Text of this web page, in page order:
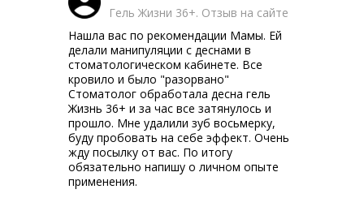
Нашла вас по рекомендации Мамы. Ей
делали манипуляции с деснами в
стоматологическом кабинете. Все
кровило и было "разорвано"
Стоматолог обработала десна гель
Жизнь 36+ и за час все затянулось и
прошло. Мне удалили зуб восьмерку,
буду пробовать на себе эффект. Очень
жду посылку от вас. По итогу
обязательно напишу о личном опыте
применения.
Гель Жизни 36+. Отзыв на сайте